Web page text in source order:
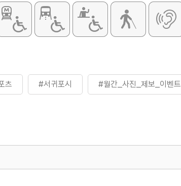
츠 #서귀포시 #월간_사진_제보_이벤트